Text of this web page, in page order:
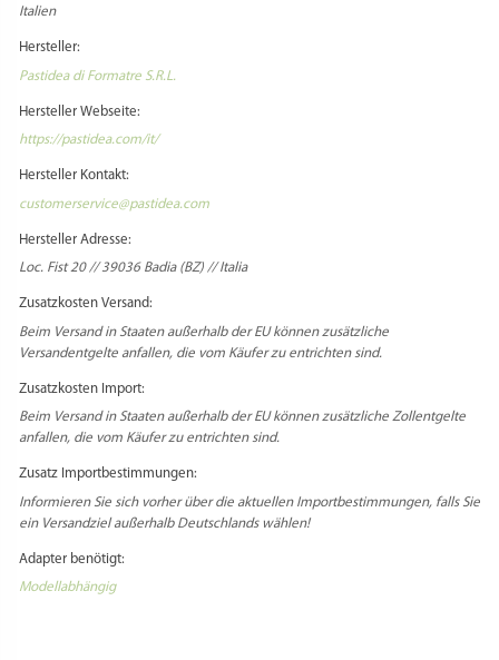
Italien
Hersteller:
Pastidea di Formatre S.R.L.
Hersteller Webseite:
https://pastidea.com/it/
Hersteller Kontakt:
customerservice@pastidea.com
Hersteller Adresse:
Loc. Fist 20 // 39036 Badia (BZ) // Italia
Zusatzkosten Versand:
Beim Versand in Staaten außerhalb der EU können zusätzliche
Versandentgelte anfallen, die vom Käufer zu entrichten sind.
Zusatzkosten Import:
Beim Versand in Staaten außerhalb der EU können zusätzliche Zollentgelte
anfallen, die vom Käufer zu entrichten sind.
Zusatz Importbestimmungen:
Informieren Sie sich vorher über die aktuellen Importbestimmungen, falls Sie
ein Versandziel außerhalb Deutschlands wählen!
Adapter benötigt:
Modellabhängig